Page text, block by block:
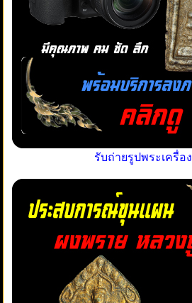
รับถ่ายรูปพระเครื่อง